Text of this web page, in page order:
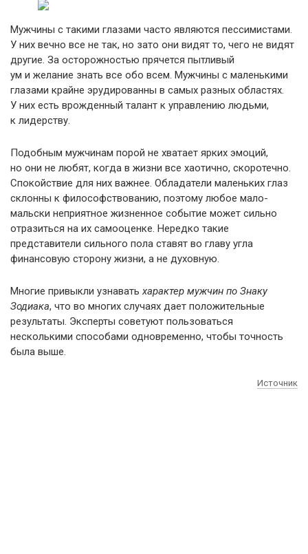
Мужчины с такими глазами часто являются пессимистами.
У них вечно все не так, но зато они видят то, чего не видят
другие. За осторожностью прячется пытливый
ум и желание знать все обо всем. Мужчины с маленькими
глазами крайне эрудированны в самых разных областях.
У них есть врожденный талант к управлению людьми,
к лидерству.
Подобным мужчинам порой не хватает ярких эмоций,
но они не любят, когда в жизни все хаотично, скоротечно.
Спокойствие для них важнее. Обладатели маленьких глаз
склонны к философствованию, поэтому любое мало-
мальски неприятное жизненное событие может сильно
отразиться на их самооценке. Нередко такие
представители сильного пола ставят во главу угла
финансовую сторону жизни, а не духовную.
Многие привыкли узнаватьхарактер мужчин по Знаку
Зодиака, что во многих случаях дает положительные
результаты. Эксперты советуют пользоваться
несколькими способами одновременно, чтобы точность
была выше.
Источник